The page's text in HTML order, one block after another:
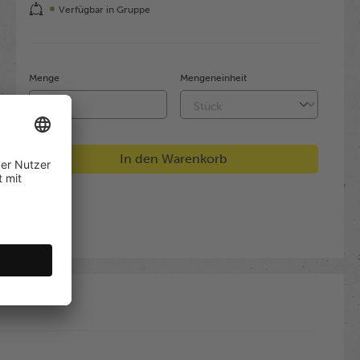
Verfügbar in Gruppe
Menge Mengeneinheit
In den Warenkorb